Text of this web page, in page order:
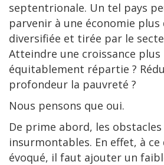
septentrionale. Un tel pays
parvenir à une économie plus
diversifiée et tirée par le
Atteindre une croissance
équitablement répartie ?
profondeur la pauvreté ?
Nous pensons que oui.
De prime abord, les
insurmontables. En effet, à ce
évoqué, il faut ajouter un